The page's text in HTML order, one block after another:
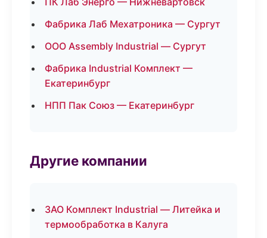
Фабрика Лаб Мехатроника — Сургут
ООО Assembly Industrial — Сургут
Фабрика Industrial Комплект —
Екатеринбург
НПП Пак Союз — Екатеринбург
Другие компании
ЗАО Комплект Industrial — Литейка и
термообработка в Калуга